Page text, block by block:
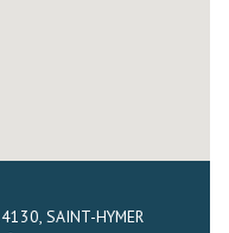
SAINT-HYMER